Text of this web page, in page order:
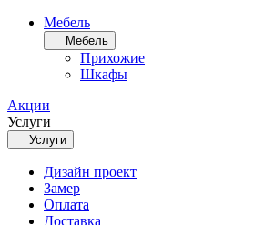
Мебель
Мебель
Прихожие
Шкафы
Акции
Услуги
Услуги
Дизайн проект
Замер
Оплата
Доставка